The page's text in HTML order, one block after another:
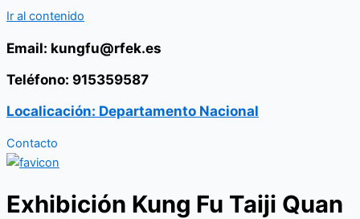
Ir al contenido
Email: kungfu@rfek.es
Teléfono: 915359587
Localicación: Departamento Nacional
Contacto
Exhibición Kung Fu Taiji Quan